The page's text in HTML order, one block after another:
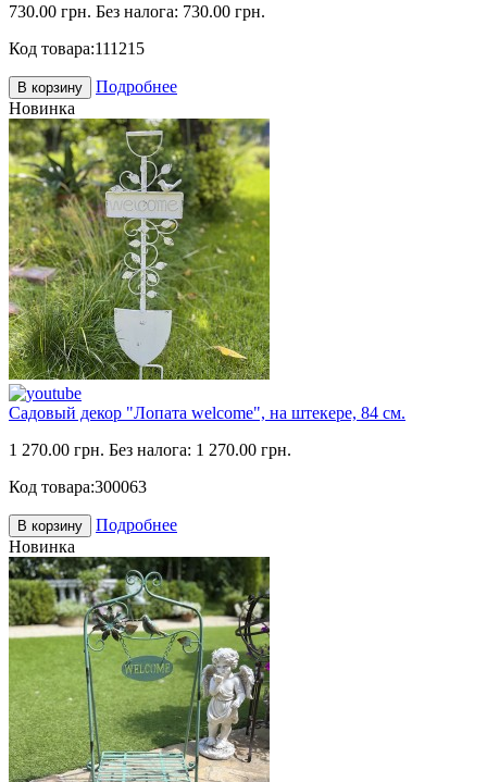
730.00 грн. Без налога: 730.00 грн.
Код товара:111215
В корзину
Подробнее
Новинка
Садовый декор "Лопата welcome", на штекере, 84 см.
1 270.00 грн. Без налога: 1 270.00 грн.
Код товара:300063
В корзину
Подробнее
Новинка